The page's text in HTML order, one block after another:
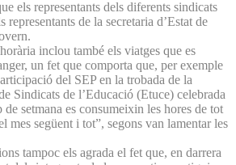
els representants dels diferents sindicats
de la secretaria d’Estat de
inclou també els viatges que es
un fet que comporta que, per exemple
del SEP en la trobada de la
Sindicats de l’Educació (Etuce) celebrada
setmana es consumeixin les hores de tot
mes següent i tot”, segons van lamentar les
tampoc els agrada el fet que, en darrera